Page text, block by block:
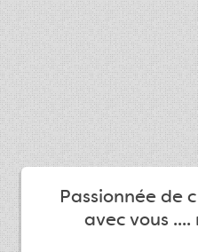
Passionnée de
avec vous